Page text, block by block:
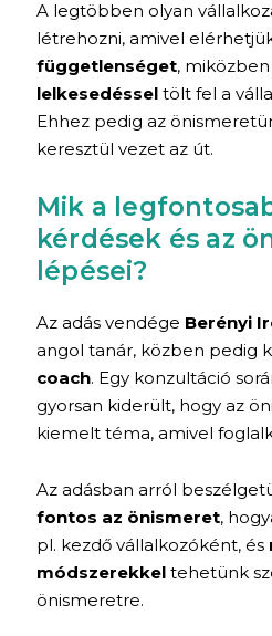
A legtöbben olyan
létrehozni, amivel
függetlenséget, miközben
lelkesedéssel tölt fel a
Ehhez pedig az
keresztül vezet az út.
Mik a
kérdések és az
lépései?
Az adás vendége Berényi
angol tanár, közben pedig
coach. Egy konzultáció
gyorsan kiderült, hogy az
kiemelt téma, amivel
Az adásban arról
fontos az önismeret,
pl. kezdő vállalkozóként, és
módszerekkel tehetünk
önismeretre.